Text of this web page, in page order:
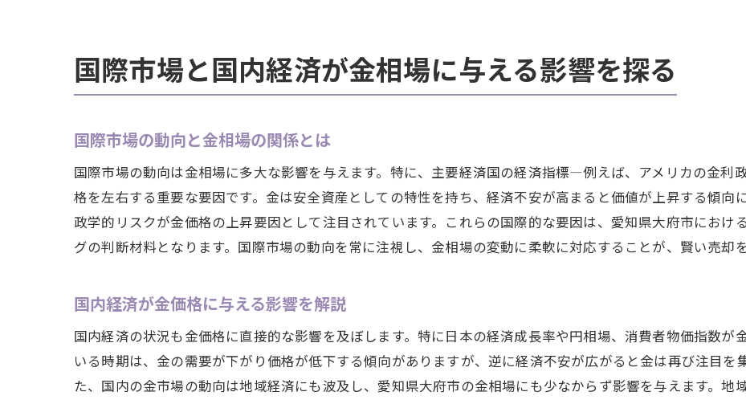
愛知県大府市の金市場における取引の流れ
成功する取引のための地元市場ガイド
市場ガイドを活用した高値取引の実現
愛知県大府市の取引環境を最大限に活かす方法
国際市場と国内経済が金相場に与える影響を探る
国際市場の動向と金相場の関係とは
国際市場の動向は金相場に多大な影響を与えます。特に、主要経済国の経済指標—例えば、アメリカの金
格を左右する重要な要因です。金は安全資産としての特性を持ち、経済不安が高まると価値が上昇する傾向
政学的リスクが金価格の上昇要因として注目されています。これらの国際的な要因は、愛知県大府市におけ
グの判断材料となります。国際市場の動向を常に注視し、金相場の変動に柔軟に対応することが、賢い売却を
国内経済が金価格に与える影響を解説
国内経済の状況も金価格に直接的な影響を及ぼします。特に日本の経済成長率や円相場、消費者物価指数が
いる時期は、金の需要が下がり価格が低下する傾向がありますが、逆に経済不安が広がると金は再び注目を
た、国内の金市場の動向は地域経済にも波及し、愛知県大府市の金相場にも少なからず影響を与えます。地